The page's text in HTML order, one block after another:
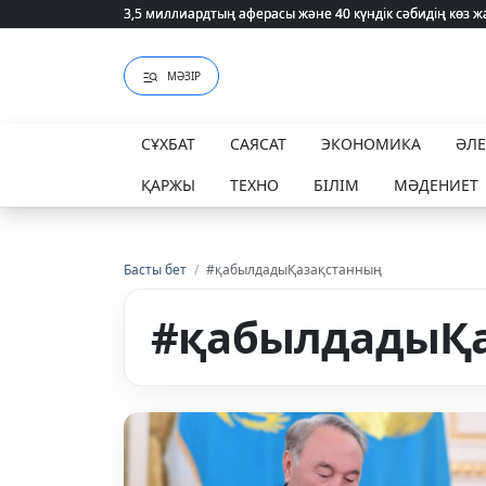
3,5 миллиардтың аферасы және 40 күндік сәбидің
3,5 миллиардтың аферасы және 40 күндік сәбидің
МӘЗІР
СҰХБАТ САЯСАТ ЭКОНОМИКА
ҚАРЖЫ
ТЕХНО БІЛІМ МӘДЕНИЕТ
Басты бет / #қабылдадыҚазақстанның